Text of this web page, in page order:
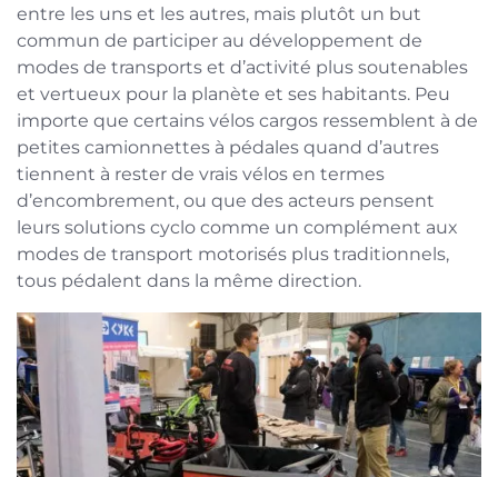
entre les uns et les autres, mais plutôt un but
commun de participer au développement de
modes de transports et d’activité plus soutenables
et vertueux pour la planète et ses habitants. Peu
importe que certains vélos cargos ressemblent à de
petites camionnettes à pédales quand d’autres
tiennent à rester de vrais vélos en termes
d’encombrement, ou que des acteurs pensent
leurs solutions cyclo comme un complément aux
modes de transport motorisés plus traditionnels,
tous pédalent dans la même direction.